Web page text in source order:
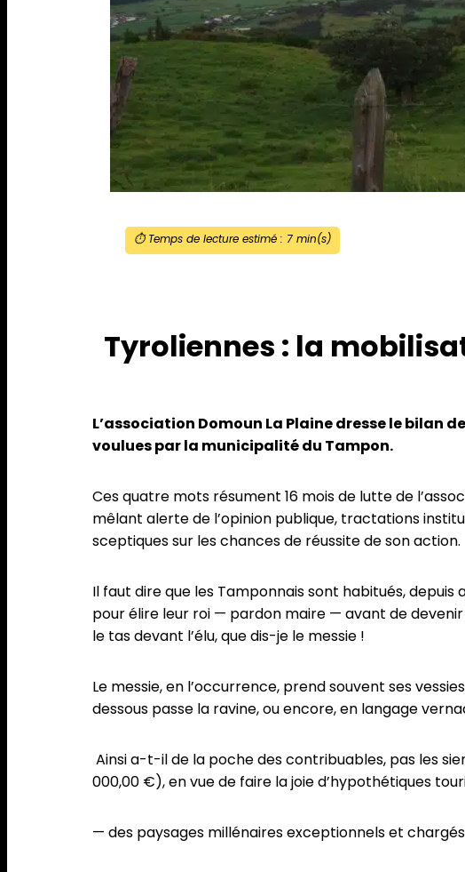
⏱️ Temps de lecture estimé : 7min(s)
Tyroliennes : la
L’association Domoun La Plaine dresse le bilan
voulues par la municipalité du Tampon.
Ces quatre mots résument 16 mois de lutte de
mêlant alerte de l’opinion publique, tractations
sceptiques sur les chances de réussite de son action.
Il faut dire que les Tamponnais sont habitués, depuis
pour élire leur roi — pardon maire — avant de
le tas devant l’élu, que dis-je le messie !
Le messie, en l’occurrence, prend souvent ses
dessous passe la ravine, ou encore, en langage
Ainsi a-t-il de la poche des contribuables, pas les
000,00 €), en vue de faire la joie d’hypothétiques
— des paysages millénaires exceptionnels et chargés